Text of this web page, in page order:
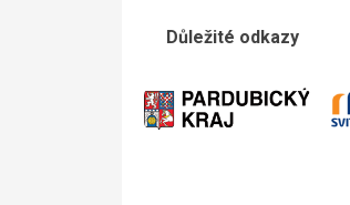
Důležité odkazy